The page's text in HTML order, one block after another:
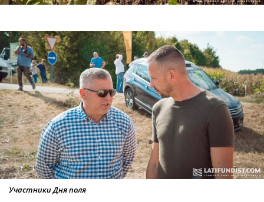
Участники Дня поля